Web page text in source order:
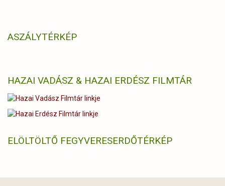
ASZÁLYTÉRKÉP
HAZAI VADÁSZ & HAZAI ERDÉSZ FILMTÁR
ELÖLTÖLTŐ FEGYVERESERDŐTÉRKÉP